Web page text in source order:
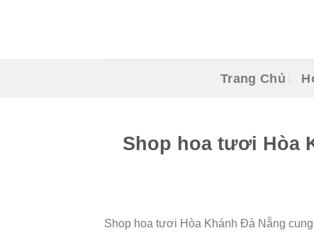
Trang Chủ
Shop hoa tươi Hòa
Shop hoa tươi Hòa Khánh Đà Nẵng